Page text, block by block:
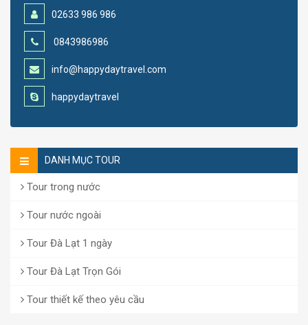
02633 986 986
0843986986
info@happydaytravel.com
happydaytravel
DANH MỤC TOUR
Tour trong nước
Tour nước ngoài
Tour Đà Lạt 1 ngày
Tour Đà Lạt Trọn Gói
Tour thiết kế theo yêu cầu